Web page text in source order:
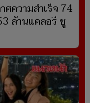
ศความสำเร็จ 74
ล้านแคลอรี ชู